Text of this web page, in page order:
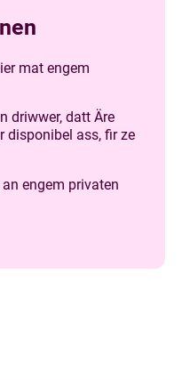
mat engem
driwwer, datt Äre
disponibel ass, fir ze
engem privaten